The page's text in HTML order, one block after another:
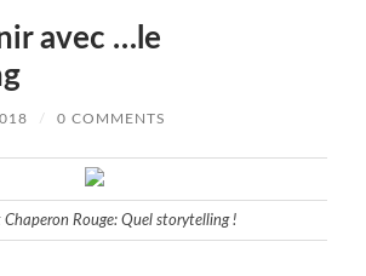
avec …le
/ 0 COMMENTS
Chaperon Rouge: Quel storytelling !